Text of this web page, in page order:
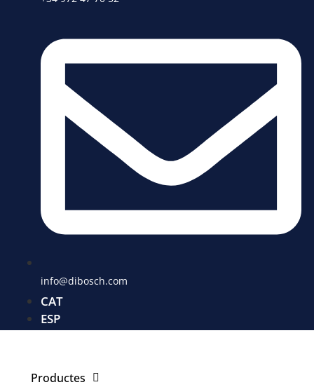
info@dibosch.com
CAT
ESP
Productes